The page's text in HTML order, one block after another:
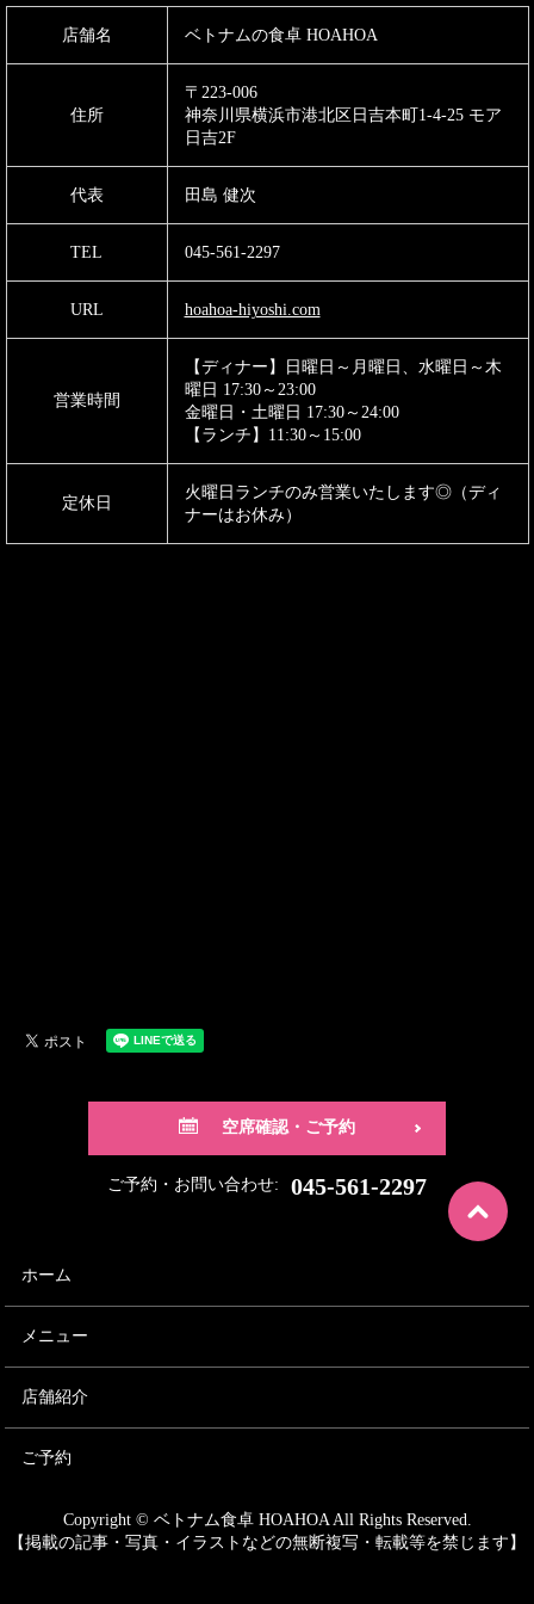
店舗名 ベトナムの食卓 HOAHOA
住所
〒223-006
神奈川県横浜市港北区日吉本町1-4-25 モア
日吉2F
代表 田島 健次
TEL 045-561-2297
URL hoahoa-hiyoshi.com
営業時間
【ディナー】日曜日～月曜日、水曜日～木
曜日 17:30～23:00
金曜日・土曜日 17:30～24:00
【ランチ】11:30～15:00
定休日
火曜日ランチのみ営業いたします◎（ディ
ナーはお休み）
空席確認・ご予約
ご予約・お問い合わせ: 045-561-2297
ホーム
メニュー
店舗紹介
ご予約
Copyright © ベトナム食卓 HOAHOA All Rights Reserved.
【掲載の記事・写真・イラストなどの無断複写・転載等を禁じます】